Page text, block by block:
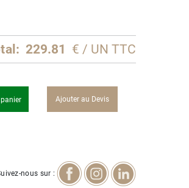
229.81 € / UN TTC
Ajouter au Devis
nous sur :